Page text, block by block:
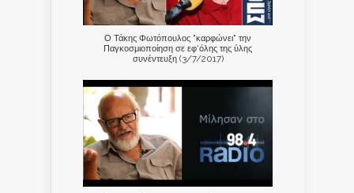
Ο Τάκης Φωτόπουλος "καρφώνει" την
Παγκοσμιοποίηση σε εφ'όλης της ύλης
συνέντευξη (3/7/2017)